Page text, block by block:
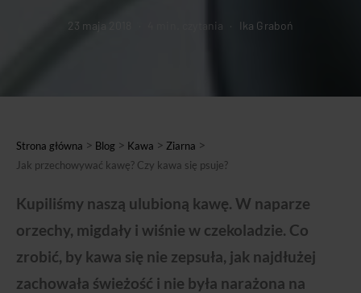
23 maja 2018 4 min. czytania Ika Graboń
Strona główna > Blog > Kawa > Ziarna >
Jak przechowywać kawę? Czy kawa się psuje?
Kupiliśmy naszą ulubioną kawę. W naparze
orzechy, migdały i wiśnie w czekoladzie. Co
zrobić, by kawa się nie zepsuła, jak najdłużej
zachowała świeżość i nie była narażona na